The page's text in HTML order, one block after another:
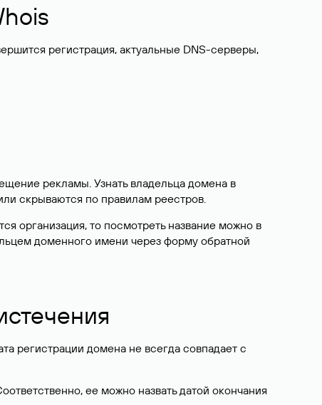
регистрация, актуальные DNS-серверы,
рекламы. Узнать владельца домена в
скрываются по правилам реестров.
организация, то посмотреть название можно в
доменного имени через форму обратной
регистрации домена не всегда совпадает с
ее можно назвать датой окончания